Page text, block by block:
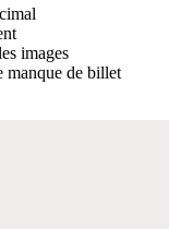
images
manque de billet